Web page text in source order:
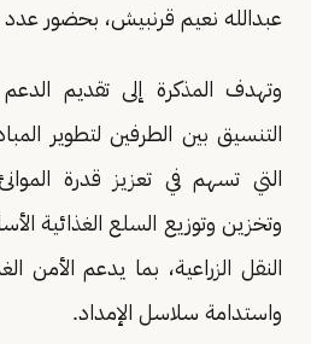
عبدالله نعيم قرنبيش، بحضور
وتهدف المذكرة إلى تقديم
التنسيق بين الطرفين لتطوير
التي تسهم في تعزيز قدرة
وتخزين وتوزيع السلع الغذائية
النقل الزراعية، بما يدعم الأمن
واستدامة سلاسل الإمداد.